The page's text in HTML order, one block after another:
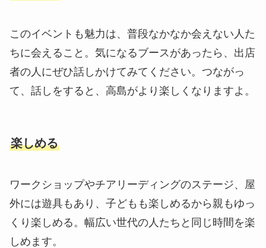
このイベントも魅力は、普段なかなか会えない人た
ちに会えること。気になるブースがあったら、出店
者の人にぜひ話しかけてみてください。つながっ
て、話しをすると、高島がより楽しくなりますよ。
楽しめる
ワークショップやチアリーディングのステージ、屋
外には遊具もあり、子どもも楽しめるから親もゆっ
くり楽しめる。幅広い世代の人たちと同じ時間を楽
しめます。